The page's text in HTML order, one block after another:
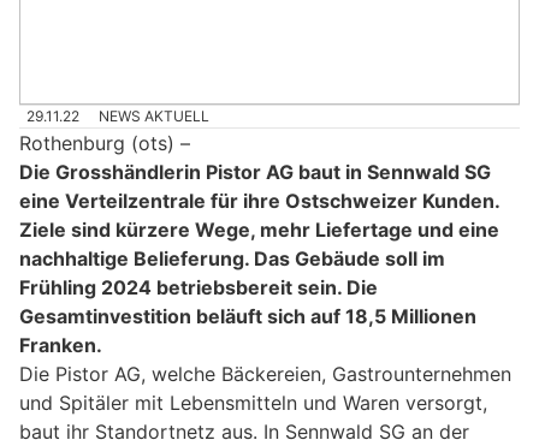
29.11.22 NEWS AKTUELL
Rothenburg (ots) –
Die Grosshändlerin Pistor AG baut in Sennwald SG
eine Verteilzentrale für ihre Ostschweizer Kunden.
Ziele sind kürzere Wege, mehr Liefertage und eine
nachhaltige Belieferung. Das Gebäude soll im
Frühling 2024 betriebsbereit sein. Die
Gesamtinvestition beläuft sich auf 18,5 Millionen
Franken.
Die Pistor AG, welche Bäckereien, Gastrounternehmen
und Spitäler mit Lebensmitteln und Waren versorgt,
baut ihr Standortnetz aus. In Sennwald SG an der